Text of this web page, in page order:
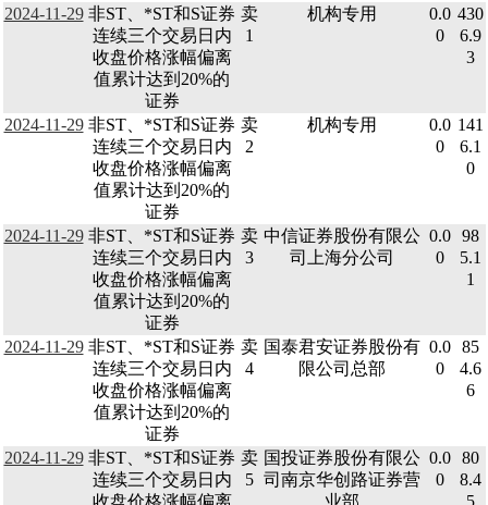
2024-11-29 非ST、*ST和S证券
连续三个交易日内
收盘价格涨幅偏离
值累计达到20%的
证券
卖
1
机构专用
0.0
0
430
6.9
3
2024-11-29 非ST、*ST和S证券
连续三个交易日内
收盘价格涨幅偏离
值累计达到20%的
证券
卖
2
机构专用
0.0
0
141
6.1
0
2024-11-29 非ST、*ST和S证券
连续三个交易日内
收盘价格涨幅偏离
值累计达到20%的
证券
卖
3
中信证券股份有限公
司上海分公司
0.0
0
98
5.1
1
2024-11-29 非ST、*ST和S证券
连续三个交易日内
收盘价格涨幅偏离
值累计达到20%的
证券
卖
4
国泰君安证券股份有
限公司总部
0.0
0
85
4.6
6
2024-11-29 非ST、*ST和S证券
连续三个交易日内
收盘价格涨幅偏离
卖
5
国投证券股份有限公
司南京华创路证券营
业部
0.0
0
80
8.4
5